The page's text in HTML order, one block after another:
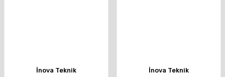
İnova Teknik
İnova Teknik